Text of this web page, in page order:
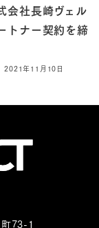
会社長崎ヴェル
トナー契約を締
2021年11月10日
73-1